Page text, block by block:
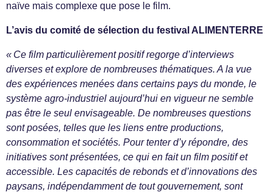
naïve mais complexe que pose le film.
L’avis du comité de sélection du festival ALIMENTERRE
« Ce film particulièrement positif regorge d’interviews
diverses et explore de nombreuses thématiques. A la vue
des expériences menées dans certains pays du monde, le
système agro-industriel aujourd’hui en vigueur ne semble
pas être le seul envisageable. De nombreuses questions
sont posées, telles que les liens entre productions,
consommation et sociétés. Pour tenter d’y répondre, des
initiatives sont présentées, ce qui en fait un film positif et
accessible. Les capacités de rebonds et d’innovations des
paysans, indépendamment de tout gouvernement, sont